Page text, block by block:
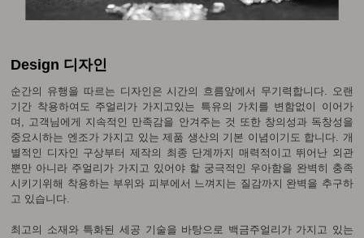
Design 디자인
순간의 유행을 따르는 디자인은 시간의 흐름앞에서 무기력합니다. 오랜
기간 착용하여도 주얼리가 가지고있는 특유의 가치를 변함없이 이어가
며, 고객님에게 지속적인 만족감을 안겨주는 것 또한 창의성과 독창성을
중요시하는 엔조가 가지고 있는 제품 생산의 기본 이념이기도 합니다. 개
별적인 디자인 구상부터 제작의 최종 단계까지 매력적이고 뛰어난 외관
뿐만 아니라 주얼리가 가지고 있어야 할 궁극적인 우아함을 완벽히 충족
시키기위해 착용하는 부위와 피부에서 느껴지는 질감까지 완벽을 추구하
고 있습니다.
최고의 소재와 특화된 세공 기술을 바탕으로 백금주얼리가 가지고 있는